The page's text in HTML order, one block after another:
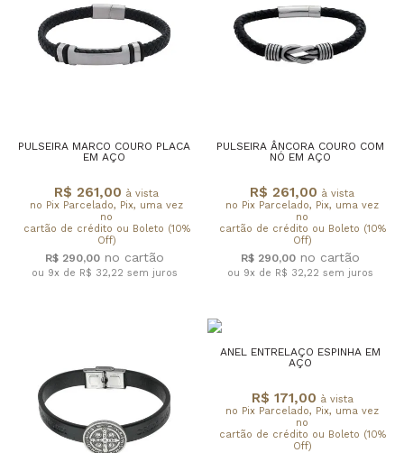
PULSEIRA MARCO COURO PLACA
EM AÇO
R$ 261,00 à vista
no Pix Parcelado, Pix, uma vez
no
cartão de crédito ou Boleto (10%
Off)
R$ 290,00
ou 9x de R$ 32,22 sem juros
PULSEIRA ÂNCORA COURO COM
NÓ EM AÇO
R$ 261,00 à vista
no Pix Parcelado, Pix, uma vez
no
cartão de crédito ou Boleto (10%
Off)
R$ 290,00
ou 9x de R$ 32,22 sem juros
ANEL ENTRELAÇO ESPINHA EM
AÇO
R$ 171,00 à vista
no Pix Parcelado, Pix, uma vez
no
cartão de crédito ou Boleto (10%
Off)